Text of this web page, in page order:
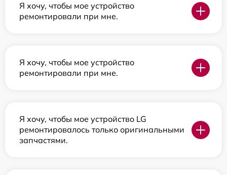
Я хочу, чтобы мое устройство
ремонтировали при мне.
Я хочу, чтобы мое устройство
ремонтировали при мне.
Я хочу, чтобы мое устройство LG
ремонтировалось только оригинальными
запчастями.